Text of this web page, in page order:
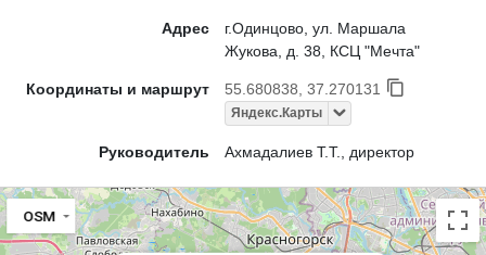
Адрес
г.Одинцово, ул. Маршала
Жукова, д. 38, КСЦ "Мечта"
Координаты и маршрут 55.680838, 37.270131
Яндекс.Карты
Руководитель Ахмадалиев Т.Т., директор
OSM